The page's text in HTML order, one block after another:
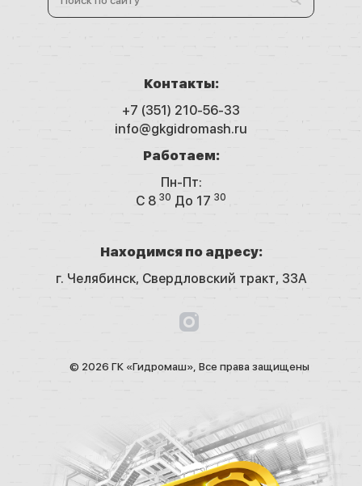
Контакты:
+7 (351) 210-56-33
info@gkgidromash.ru
Работаем:
Пн-Пт:
C 8 30 До 17 30
Находимся по адресу:
г. Челябинск, Свердловский тракт, 33А
© 2026 ГК «Гидромаш», Все права защищены